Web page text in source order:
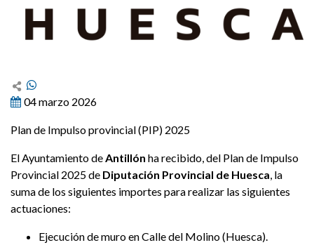
04 marzo 2026
Plan de Impulso provincial (PIP) 2025
El Ayuntamiento de Antillón ha recibido, del Plan de Impulso
Provincial 2025 de Diputación Provincial de Huesca , la
suma de los siguientes importes para realizar las siguientes
actuaciones:
Ejecución de muro en Calle del Molino (Huesca).